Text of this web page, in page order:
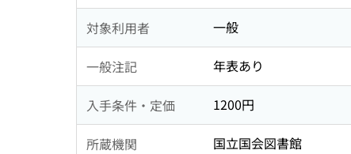
対象利用者 一般
一般注記 年表あり
入手条件・定価 1200円
所蔵機関 国立国会図書館